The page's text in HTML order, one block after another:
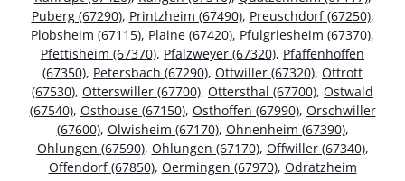
Puberg (67290), Printzheim (67490), Preuschdorf (67250),
Plobsheim (67115), Plaine (67420), Pfulgriesheim (67370),
Pfettisheim (67370), Pfalzweyer (67320), Pfaffenhoffen
(67350), Petersbach (67290), Ottwiller (67320), Ottrott
(67530), Otterswiller (67700), Ottersthal (67700), Ostwald
(67540), Osthouse (67150), Osthoffen (67990), Orschwiller
(67600), Olwisheim (67170), Ohnenheim (67390),
Ohlungen (67590), Ohlungen (67170), Offwiller (67340),
Offendorf (67850), Oermingen (67970), Odratzheim